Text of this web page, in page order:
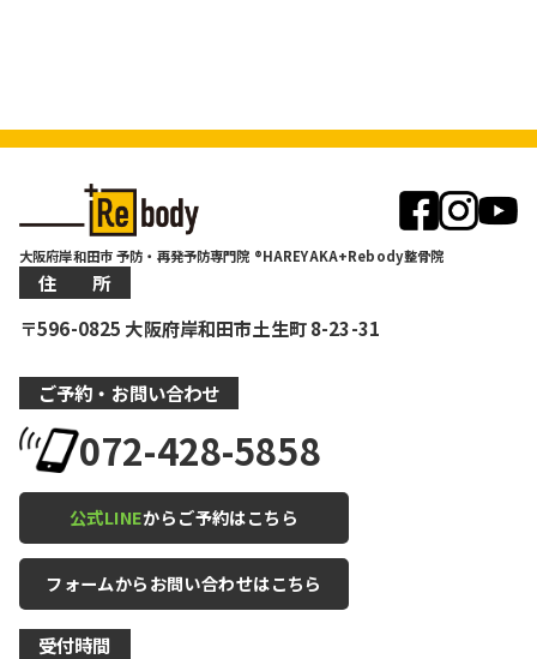
大阪府岸和田市 予防・再発予防専門院 ®HAREYAKA+Rebody整骨院
住 所
〒596-0825 大阪府岸和田市土生町 8-23-31
ご予約・お問い合わせ
072-428-5858
公式LINEからご予約はこちら
フォームからお問い合わせはこちら
受付時間